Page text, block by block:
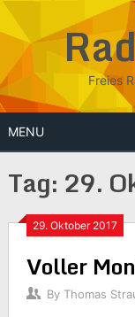
Skip
to
content
Freies
MENU
Tag: 29.
29. Oktober 2017
Voller
By Thomas